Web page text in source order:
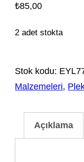
₺85,00
2 adet stokta
Stok kodu:
Malzemeleri,
Açıklama